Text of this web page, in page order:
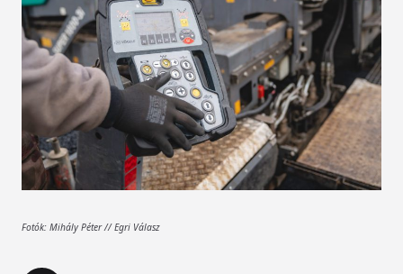
Fotók: Mihály Péter // Egri Válasz